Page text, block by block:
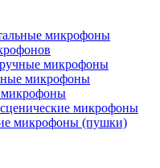
микрофоны
микрофоны
микрофоны
микрофоны
микрофоны (пушки)